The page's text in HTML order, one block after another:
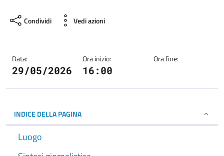
Condividi Vedi azioni
Data:
29/05/2026
Ora inizio:
16:00
Ora fine:
INDICE DELLA PAGINA
Luogo